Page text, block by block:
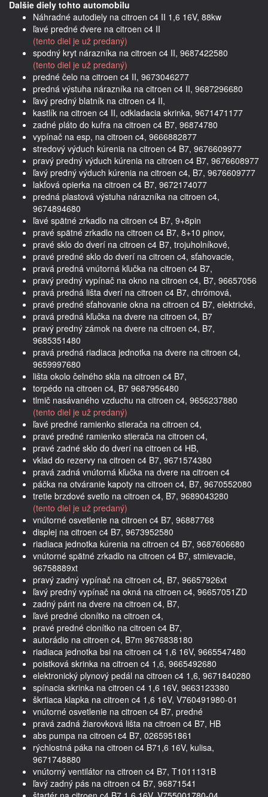
Dalšie diely tohto automobilu
Náhradné autodiely na citroen c4 II 1,6 16V, 88kw
ľavé predné dvere na citroen c4 II
(tento diel je už predaný)
spodný kryt nárazníka na citroen c4 II, 9687422580
(tento diel je už predaný)
predné čelo na citroen c4 II, 9673046277
predná výstuha nárazníka na citroen c4 II, 9687296680
ľavý predný blatník na citroen c4 II,
kastlík na citroen c4 II, odkladacia skrinka, 9671471177
zadné pláto do kufra na citroen c4 B7, 96874780
vypínač na esp, na citroen c4, 9666882877
stredový výduch kúrenia na citroen c4 B7, 9676609977
pravý predný výduch kúrenia na citroen c4 B7, 9676608977
ľavý predný výduch kúrenia na citroen c4, B7, 9676609777
lakťová opierka na citroen c4 B7, 9672174077
predná plastová výstuha nárazníka na citroen c4,
9674894680
ľavé spätné zrkadlo na citroen c4 B7, 9+8pin
pravé spätné zrkadlo na citroen c4 B7, 8+10 pinov,
pravé sklo do dverí na citroen c4 B7, trojuholníkové,
pravé predné sklo do dverí na citroen c4, sťahovacie,
pravá predná vnútorná kľučka na citroen c4 B7,
pravý predný vypínač na okno na citroen c4, B7, 96657056
pravá predná lišta dverí na citroen c4 B7, chrómová,
pravé predné sťahovanie okna na citroen c4 B7, elektrické,
pravá predná kľučka na dvere na citroen c4, B7
pravý predný zámok na dvere na citroen c4, B7,
9685351480
pravá predná riadiaca jednotka na dvere na citroen c4,
9659997680
lišta okolo čelného skla na citroen c4 B7,
torpédo na citroen c4, B7 9687956480
tlmič nasávaného vzduchu na citroen c4, 9656237880
(tento diel je už predaný)
ľavé predné ramienko stierača na citroen c4,
pravé predné ramienko stierača na citroen c4,
pravé zadné sklo do dverí na citroen c4 HB,
vklad do rezervy na citroen c4 B7, 9671574380
pravá zadná vnútorná kľučka na dvere na citroen c4
páčka na otváranie kapoty na citroen c4, B7, 9670552080
tretie brzdové svetlo na citroen c4, B7, 9689043280
(tento diel je už predaný)
vnútorné osvetlenie na citroen c4 B7, 96887768
displej na citroen c4 B7, 9673952580
riadiaca jednotka kúrenia na citroen c4 B7, 9687606680
vnútorné spätné zrkadlo na citroen c4 B7, stmievacie,
96758889xt
pravý zadný vypínač na citroen c4, B7, 96657926xt
ľavý predný vypínač na okná na citroen c4, 96657051ZD
zadný pánt na dvere na citroen c4, B7,
ľavé predné clonítko na citroen c4,
pravé predné clonítko na citroen c4 B7,
autorádio na citroen c4, B7m 9676838180
riadiaca jednotka bsi na citroen c4 1,6 16V, 9665547480
poistková skrinka na citroen c4 1,6, 9665492680
elektronický plynový pedál na citroen c4 1,6, 9671840280
spínacia skrinka na citroen c4 1,6 16V, 9663123380
škrtiaca klapka na citroen c4 1,6 16V, V760491980-01
vnútorné osvetlenie na citroen c4 B7, predné
pravá zadná žiarovková lišta na citroen c4 B7, HB
abs pumpa na citroen c4 B7, 0265951861
rýchlostná páka na citroen c4 B71,6 16V, kulisa,
9671748880
vnútorný ventilátor na citroen c4 B7, T1011131B
ľavý zadný pás na citroen c4 B7, 96871541